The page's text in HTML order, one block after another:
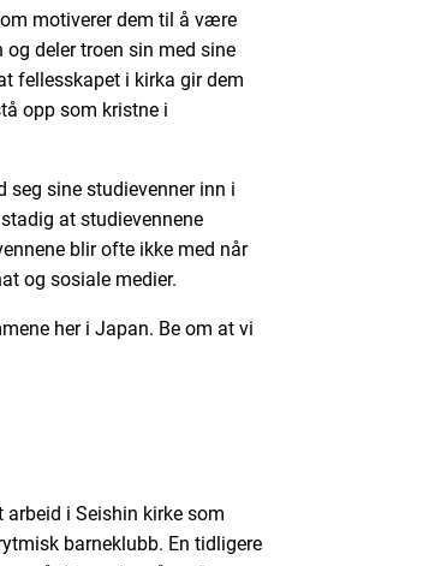
motiverer dem til å være
deler troen sin med sine
fellesskapet i kirka gir dem
opp som kristne i
seg sine studievenner inn i
at studievennene
blir ofte ikke med når
og sosiale medier.
her i Japan. Be om at vi
i Seishin kirke som
barneklubb. En tidligere